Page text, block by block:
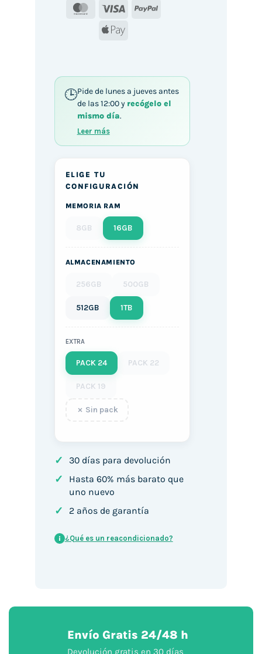
MasterCard
Visa
PayPal
Apple
Pide de lunes a jueves antes
de las 12:00 y recógelo el
mismo día.
Leer más
ELIGE TU
CONFIGURACIÓN
MEMORIA RAM
8GB 16GB
ALMACENAMIENTO
256GB 500GB
512GB 1TB
EXTRA
PACK 24 PACK 22
PACK 19
Sin pack
✓ 30 días para devolución
✓
Hasta 60% más barato que
uno nuevo
✓ 2 años de garantía
i ¿Qué es un reacondicionado?
Envío Gratis 24/48 h
Devolución gratis en 30 días